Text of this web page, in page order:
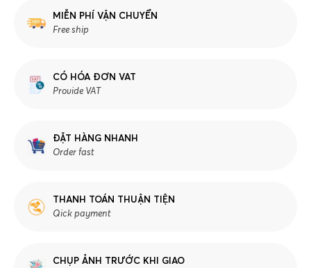
MIỄN PHÍ VẬN CHUYỂN
Free ship
CÓ HÓA ĐƠN VAT
Provide VAT
ĐẶT HÀNG NHANH
Order fast
THANH TOÁN THUẬN TIỆN
Qick payment
CHỤP ẢNH TRƯỚC KHI GIAO